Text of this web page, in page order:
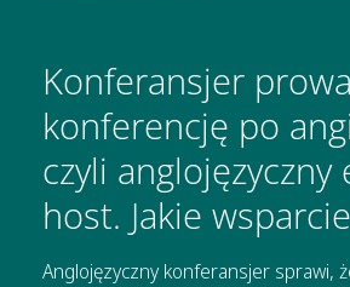
Konferansjer
konferencję po
czyli anglojęzyczny
host. Jakie
Anglojęzyczny konferansjer sprawi,